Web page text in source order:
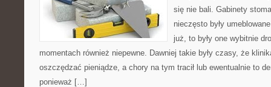
się nie bali. Gabinety
nieczęsto były
już, to były one wybitnie
momentach również niepewne. Dawniej takie były czasy, że
oszczędzać pieniądze, a chory na tym tracił lub ewentualnie to
ponieważ […]